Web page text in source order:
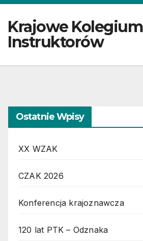
Krajowe Kolegium
Instruktorów
Ostatnie Wpisy
XX WZAK
CZAK 2026
Konferencja krajoznawcza
120 lat PTK – Odznaka